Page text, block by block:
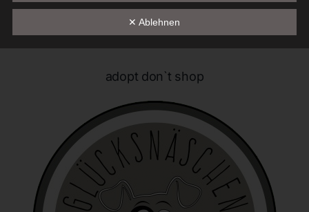
adopt don`t shop
beim Erlass der Datenschutz-Grundverordnung (DS-GVO)
verwendet wurden. Unsere Datenschutzerklärung soll sowohl für
die Öffentlichkeit als auch für unsere Kunden und
Begrifflichkeiten erläutern.
Wir verwenden in dieser Datenschutzerklärung unter anderem
die folgenden Begriffe:
a) personenbezogene Daten
Personenbezogene Daten sind alle Informationen, die
sich auf eine identifizierte oder identifizierbare natürliche
Person (im Folgenden "betroffene Person") beziehen. Als
✕ Ablehnen